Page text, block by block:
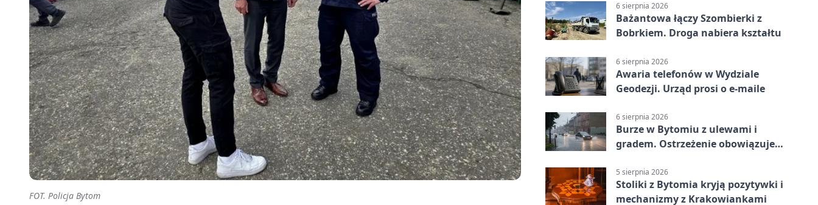
FOT. Policja Bytom
6 sierpnia 2026
Bażantowa łączy Szombierki z
Bobrkiem. Droga nabiera kształtu
6 sierpnia 2026
Awaria telefonów w Wydziale
Geodezji. Urząd prosi o e-maile
6 sierpnia 2026
Burze w Bytomiu z ulewami i
gradem. Ostrzeżenie obowiązuje
5 sierpnia 2026
Stoliki z Bytomia kryją pozytywki i
mechanizmy z Krakowiankami